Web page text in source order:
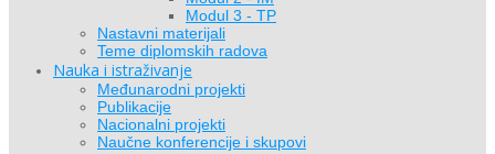
Modul 3 - TP
Nastavni materijali
Teme diplomskih radova
Nauka i istraživanje
Međunarodni projekti
Publikacije
Nacionalni projekti
Naučne konferencije i skupovi